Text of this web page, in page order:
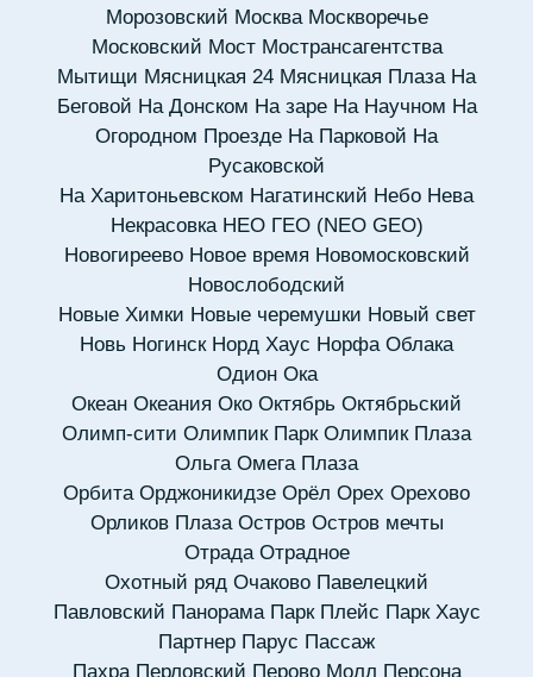
Морозовский Москва Москворечье
Московский Мост Мострансагентства
Мытищи Мясницкая 24 Мясницкая Плаза На
Беговой На Донском На заре На Научном На
Огородном Проезде На Парковой На
Русаковской
На Харитоньевском Нагатинский Небо Нева
Некрасовка НЕО ГЕО (NEO GEO)
Новогиреево Новое время Новомосковский
Новослободский
Новые Химки Новые черемушки Новый свет
Новь Ногинск Норд Хаус Норфа Облака
Одион Ока
Океан Океания Око Октябрь Октябрьский
Олимп-сити Олимпик Парк Олимпик Плаза
Ольга Омега Плаза
Орбита Орджоникидзе Орёл Орех Орехово
Орликов Плаза Остров Остров мечты
Отрада Отрадное
Охотный ряд Очаково Павелецкий
Павловский Панорама Парк Плейс Парк Хаус
Партнер Парус Пассаж
Пахра Перловский Перово Молл Персона